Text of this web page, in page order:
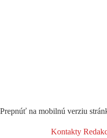
Prepnúť na mobilnú verziu
Kontakty